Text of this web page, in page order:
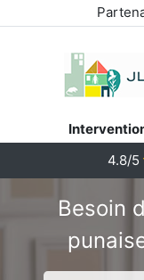
4.8/5
Besoin